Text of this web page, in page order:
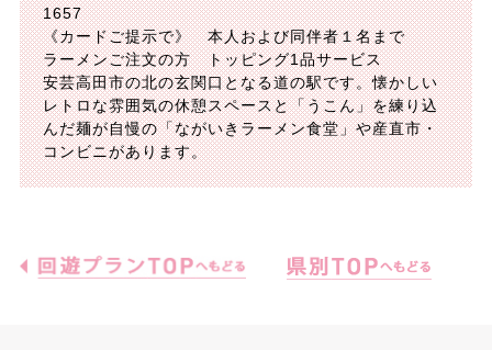
1657
《カードご提示で》 本人および同伴者１名まで
ラーメンご注文の方 トッピング1品サービス
安芸高田市の北の玄関口となる道の駅です。懐かしい
レトロな雰囲気の休憩スペースと「うこん」を練り込
んだ麺が自慢の「ながいきラーメン食堂」や産直市・
コンビニがあります。